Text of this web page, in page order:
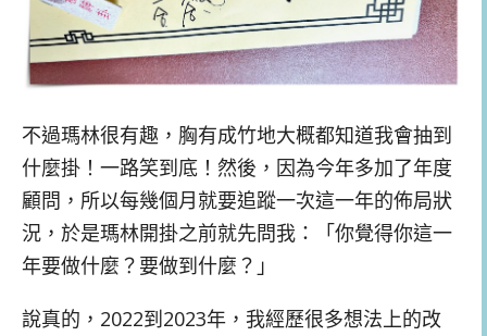
不過瑪林很有趣，胸有成竹地大概都知道我會抽到
什麼掛！一路笑到底！然後，因為今年多加了年度
顧問，所以每幾個月就要追蹤一次這一年的佈局狀
況，於是瑪林開掛之前就先問我：「你覺得你這一
年要做什麼？要做到什麼？」
說真的，2022到2023年，我經歷很多想法上的改